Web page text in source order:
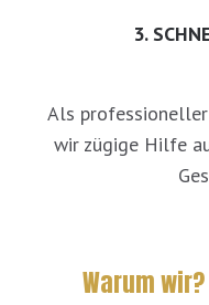
3.
Als
wir zügige Hilfe
Warum wir?